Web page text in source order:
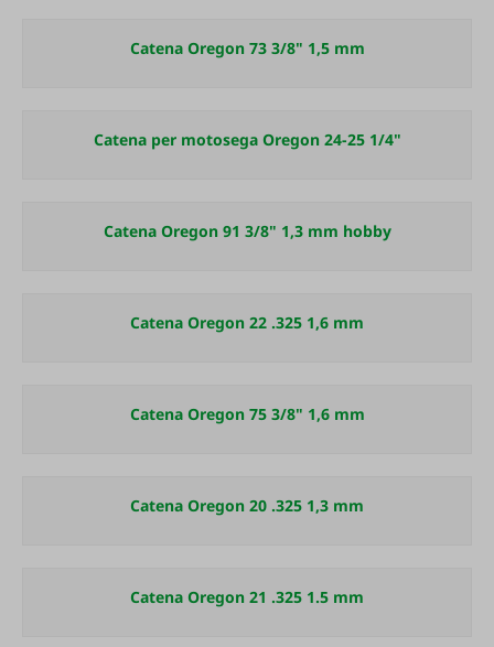
Catena Oregon 73 3/8" 1,5 mm
Catena per motosega Oregon 24-25 1/4"
Catena Oregon 91 3/8" 1,3 mm hobby
Catena Oregon 22 .325 1,6 mm
Catena Oregon 75 3/8" 1,6 mm
Catena Oregon 20 .325 1,3 mm
Catena Oregon 21 .325 1.5 mm